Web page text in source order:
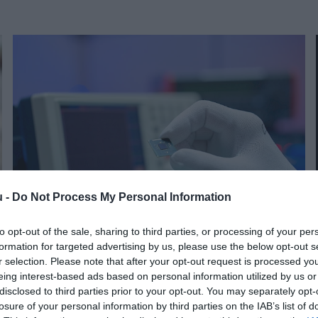
- Do Not Process My Personal Information
opt-out of the sale, sharing to third parties, or processing of your
for targeted advertising by us, please use the below opt-out
selection. Please note that after your opt-out request is processed
interest-based ads based on personal information utilized by us
to third parties prior to your opt-out. You may separately
of your personal information by third parties on the IAB’s list of
TUDÁS
Apró alkatrész vitt be mélyütést a méretes
autóiparnak
A chiphiány nemcsak az autóipar, hanem az összes technológiai